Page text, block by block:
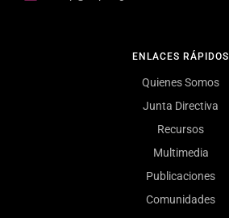
ENLACES RÁPIDOS
Quienes Somos
Junta Directiva
Recursos
Multimedia
Publicaciones
Comunidades